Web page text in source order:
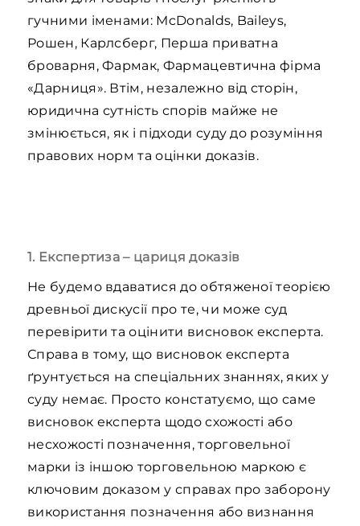
гучними іменами: McDonalds, Baileys,
Рошен, Карлсберг, Перша приватна
броварня, Фармак, Фармацевтична фірма
«Дарниця». Втім, незалежно від сторін,
юридична сутність спорів майже не
змінюється, як і підходи суду до розуміння
правових норм та оцінки доказів.
1. Експертиза – цариця доказів
Не будемо вдаватися до обтяженої теорією
древньої дискусії про те, чи може суд
перевірити та оцінити висновок експерта.
Справа в тому, що висновок експерта
ґрунтується на спеціальних знаннях, яких у
суду немає. Просто констатуємо, що саме
висновок експерта щодо схожості або
несхожості позначення, торговельної
марки із іншою торговельною маркою є
ключовим доказом у справах про заборону
використання позначення або визнання